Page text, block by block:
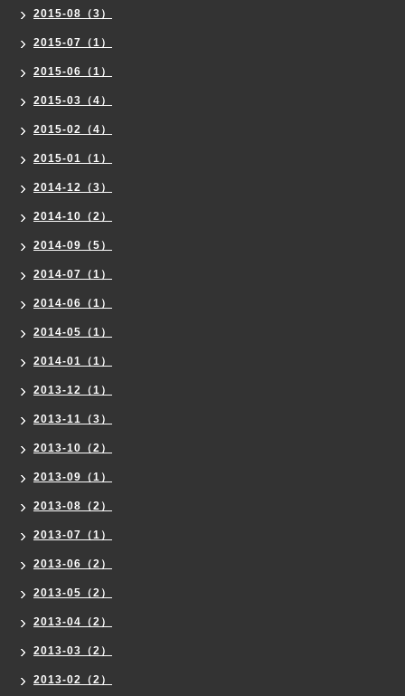
2015-08（3）
2015-07（1）
2015-06（1）
2015-03（4）
2015-02（4）
2015-01（1）
2014-12（3）
2014-10（2）
2014-09（5）
2014-07（1）
2014-06（1）
2014-05（1）
2014-01（1）
2013-12（1）
2013-11（3）
2013-10（2）
2013-09（1）
2013-08（2）
2013-07（1）
2013-06（2）
2013-05（2）
2013-04（2）
2013-03（2）
2013-02（2）